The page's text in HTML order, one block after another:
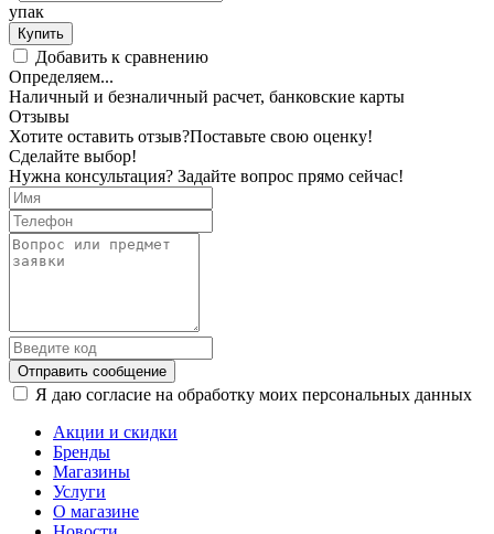
упак
Купить
Добавить к сравнению
Определяем...
Наличный и безналичный расчет, банковские карты
Отзывы
Хотите оставить отзыв?Поставьте свою оценку!
Сделайте выбор!
Нужна консультация? Задайте вопрос прямо сейчас!
Отправить сообщение
Я даю согласие на обработку моих персональных данных
Акции и скидки
Бренды
Магазины
Услуги
О магазине